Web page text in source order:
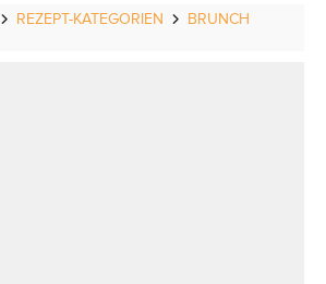
REZEPT-KATEGORIEN
BRUNCH